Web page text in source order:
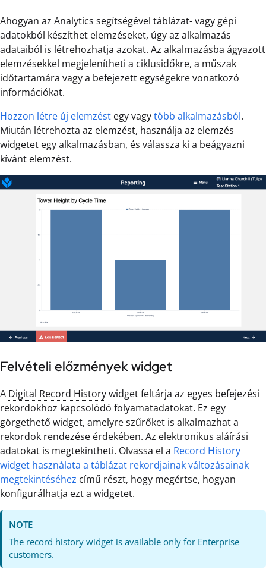
Ahogyan az Analytics segítségével táblázat- vagy gépi
adatokból készíthet elemzéseket, úgy az alkalmazás
adataiból is létrehozhatja azokat. Az alkalmazásba ágyazott
elemzésekkel megjelenítheti a ciklusidőkre, a műszak
időtartamára vagy a befejezett egységekre vonatkozó
információkat.
Hozzon létre új elemzést egy vagytöbb alkalmazásból.
Miután létrehozta az elemzést, használja az elemzés
widgetet egy alkalmazásban, és válassza ki a beágyazni
kívánt elemzést.
Felvételi előzmények widget
A Digital Record Historywidget feltárja az egyes befejezési
rekordokhoz kapcsolódó folyamatadatokat. Ez egy
görgethető widget, amelyre szűrőket is alkalmazhat a
rekordok rendezése érdekében. Az elektronikus aláírási
adatokat is megtekintheti. Olvassa el a Record History
widget használata a táblázat rekordjainak változásainak
megtekintéséhez című részt, hogy megértse, hogyan
konfigurálhatja ezt a widgetet.
NOTE
The record history widget is available only for Enterprise
customers.